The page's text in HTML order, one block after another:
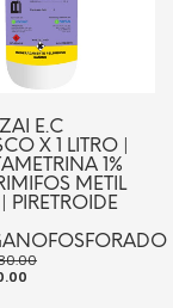
E.C
X 1 LITRO |
1%
METIL
PIRETROIDE